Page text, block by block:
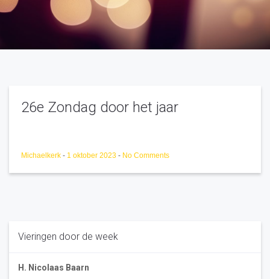
26e Zondag door het jaar
Michaelkerk - 1 oktober 2023 - No Comments
Vieringen door de week
H. Nicolaas Baarn